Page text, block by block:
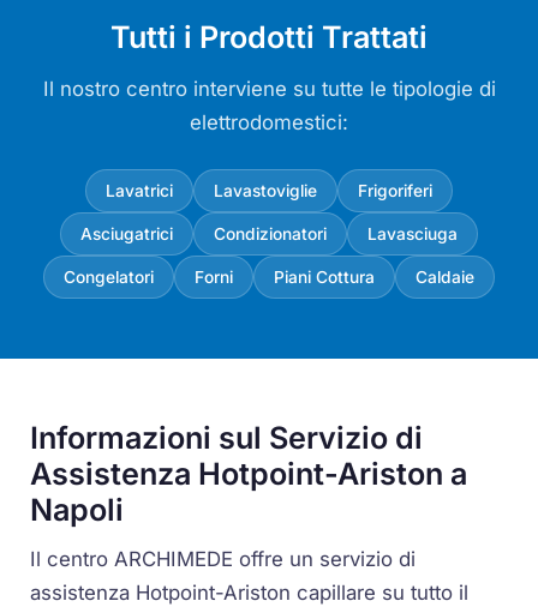
Tutti i Prodotti Trattati
Il nostro centro interviene su tutte le tipologie di
elettrodomestici:
Lavatrici Lavastoviglie Frigoriferi
Asciugatrici Condizionatori Lavasciuga
Congelatori Forni Piani Cottura Caldaie
Informazioni sul Servizio di
Assistenza Hotpoint-Ariston a
Napoli
Il centro ARCHIMEDE offre un servizio di
assistenza Hotpoint-Ariston capillare su tutto il